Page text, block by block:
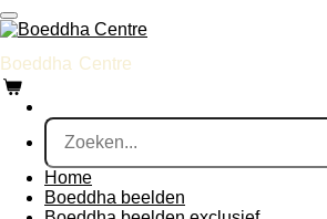
Ga
direct
naar
de
hoofdinhoud
Boeddha Centre
Home
Boeddha beelden